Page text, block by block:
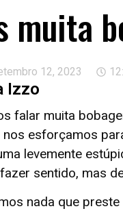
muita
Izzo
12, 2023
falar muita
nos esforçamos
levemente
sentido, mas
nada que preste